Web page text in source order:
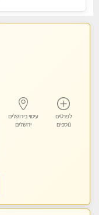
לפרטים
נוספים
עיסוי בירושלים
ירושלים